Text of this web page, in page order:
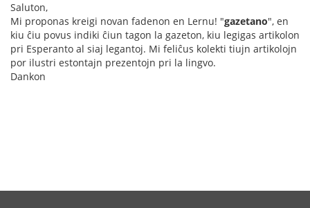
Saluton,
Mi proponas kreigi novan fadenon en Lernu! "gazetano", en
kiu ĉiu povus indiki ĉiun tagon la gazeton, kiu legigas artikolon
pri Esperanto al siaj legantoj. Mi feliĉus kolekti tiujn artikolojn
por ilustri estontajn prezentojn pri la lingvo.
Dankon